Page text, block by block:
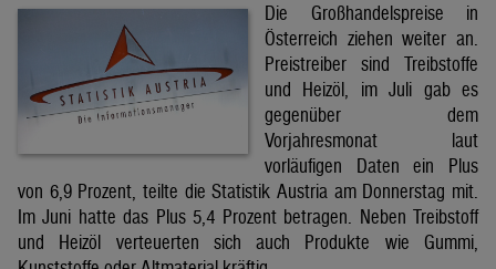
Die Großhandelspreise in
Österreich ziehen weiter an.
Preistreiber sind Treibstoffe
und Heizöl, im Juli gab es
gegenüber dem
Vorjahresmonat laut
vorläufigen Daten ein Plus
von 6,9 Prozent, teilte die Statistik Austria am Donnerstag mit.
Im Juni hatte das Plus 5,4 Prozent betragen. Neben Treibstoff
und Heizöl verteuerten sich auch Produkte wie Gummi,